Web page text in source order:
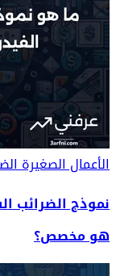
الأعمال الصغيرة
هو مخصص؟